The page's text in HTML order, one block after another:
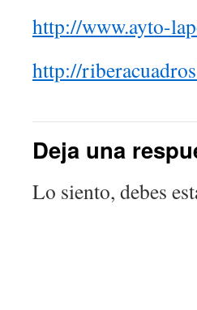
http://www.ayto-
http://
Deja una
Lo siento, debes